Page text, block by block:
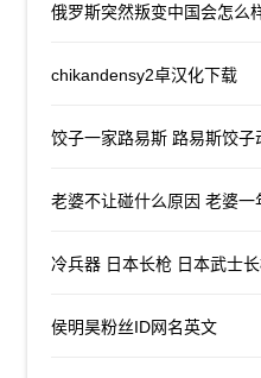
俄罗斯突然叛变中国会怎么
chikandensy2卓汉化下载
饺子一家路易斯 路易斯饺子
老婆不让碰什么原因 老婆
冷兵器 日本长枪 日本武士
侯明昊粉丝ID网名英文